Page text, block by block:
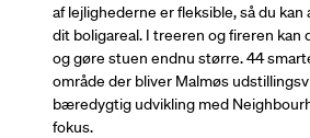
af lejlighederne er fleksible, så du
dit boligareal. I treeren og fireren kan
og gøre stuen endnu større. 44
område der bliver Malmøs
bæredygtig udvikling med
fokus.